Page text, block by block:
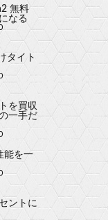
無料
なる
タイト
を買収
一手だ
能を一
ントに